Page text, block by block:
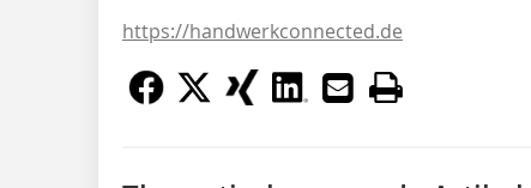
https://handwerkconnected.de